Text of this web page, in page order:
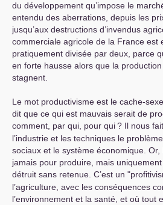
du développement qu’impose le
entendu des aberrations, depuis les
jusqu’aux destructions d’invendus
commerciale agricole de la France est
pratiquement divisée par deux, parce
en forte hausse alors que la
stagnent.
Le mot productivisme est le cache-
dit que ce qui est mauvais serait de
comment, par qui, pour qui? Il nous
l’industrie et les techniques le
sociaux et le système économique.
jamais pour produire, mais
détruit sans retenue. C’est un
l’agriculture, avec les conséquences
l’environnement et la santé, et où tout